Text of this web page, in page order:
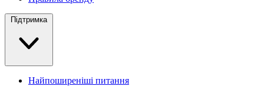
Підтримка
Найпоширеніші питання